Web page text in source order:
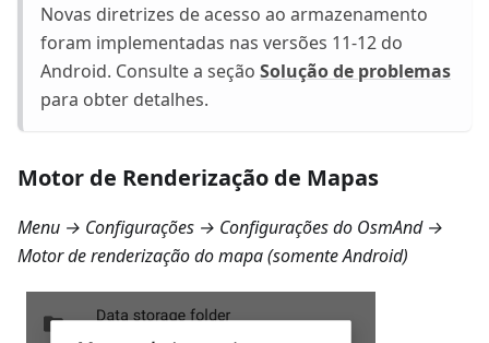
Novas diretrizes de acesso ao armazenamento
foram implementadas nas versões 11-12 do
Android. Consulte a seção Solução de problemas
para obter detalhes.
Motor de Renderização de Mapas
Menu → Configurações → Configurações do OsmAnd →
Motor de renderização do mapa(somente Android)